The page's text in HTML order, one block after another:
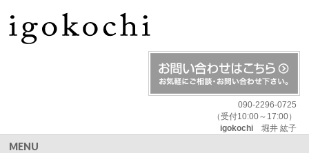
090-2296-0725
（受付10:00～17:00）
igokochi堀井 紘子
MENU